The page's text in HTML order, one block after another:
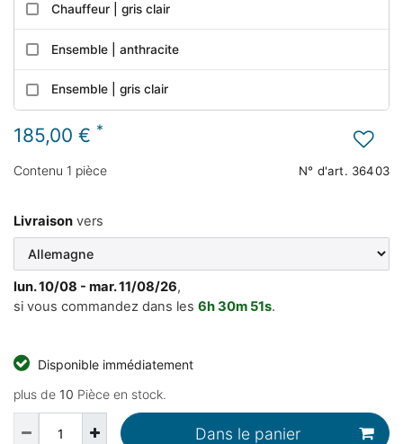
Chauffeur | gris clair
Ensemble | anthracite
Ensemble | gris clair
185,00 € *
Contenu 1 pièce N° d'art. 36403
Livraison vers
lun. 10/08 - mar. 11/08/26,
si vous commandez dans les 6h30m 51s.
Disponible immédiatement
plus de 10 Pièce en stock.
Dans le panier